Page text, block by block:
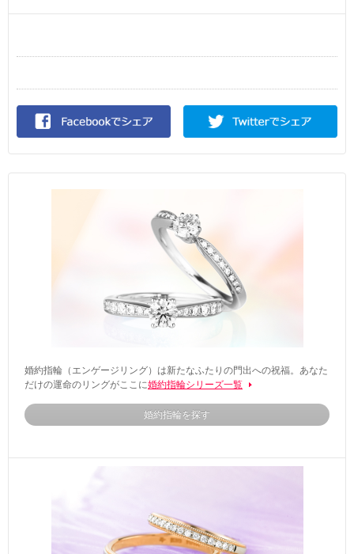
婚約指輪（エンゲージリング）は新たなふたりの門出への祝福。あなた
だけの運命のリングがここに婚約指輪シリーズ一覧
婚約指輪を探す